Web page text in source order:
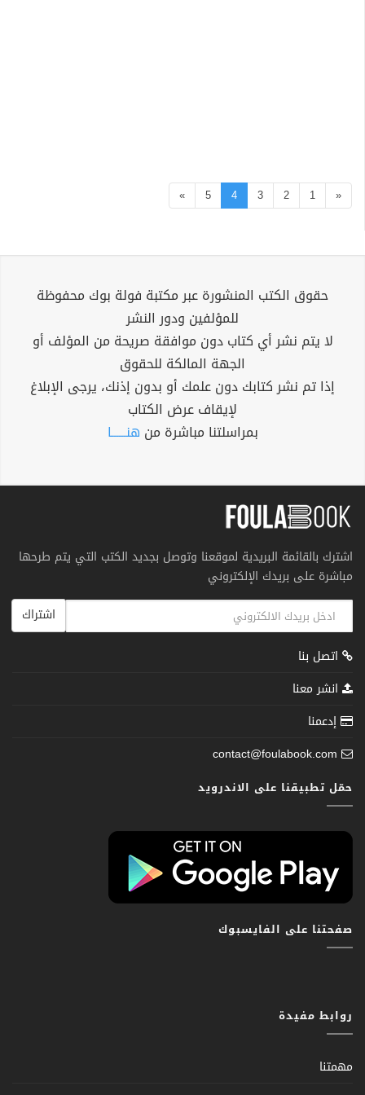
«
1
2
3
4
5
»
حقوق الكتب المنشورة عبر مكتبة فولة بوك محفوظة
للمؤلفين ودور النشر
لا يتم نشر أي كتاب دون موافقة صريحة من المؤلف أو
الجهة المالكة للحقوق
إذا تم نشر كتابك دون علمك أو بدون إذنك، يرجى الإبلاغ
لإيقاف عرض الكتاب
بمراسلتنا مباشرة من هنــــــا
اشترك بالقائمة البريدية لموقعنا وتوصل بجديد الكتب التي يتم طرحها
مباشرة على بريدك الإلكتروني
اشتراك
اتصل بنا
انشر معنا
إدعمنا
contact@foulabook.com
حمّل تطبيقنا على الاندرويد
صفحتنا على الفايسبوك
روابط مفيدة
مهمتنا